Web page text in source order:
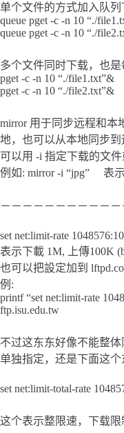
单个文件的方式加入队
queue pget -c -n 10 “./
queue pget -c -n 10 “./
多个文件同时下载，也是
pget -c -n 10 “./file1.txt”&
pget -c -n 10 “./file2.txt”&
mirror 用于同步远程和本
地，也可以从本地同步到
可以用 -i 指定下载的文件
例如: mirror -i “jpg” 表
－－－－－－－－－－
set net:limit-rate
表示下載 1M, 上傳100K
也可以把設定加到
例:
printf “set net:limit-rate
ftp.isu.edu.tw
不过这东东好像不能整
单独指定，还是下面这个
set net:limit-total-rate
这个表示整限速，下载限